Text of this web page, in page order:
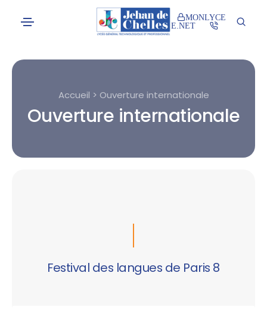
MONLYCE
E.NET
Accueil > Ouverture internationale
Ouverture internationale
Festival des langues de Paris 8